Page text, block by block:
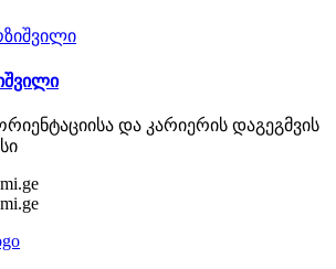
და კარიერის დაგეგმვის